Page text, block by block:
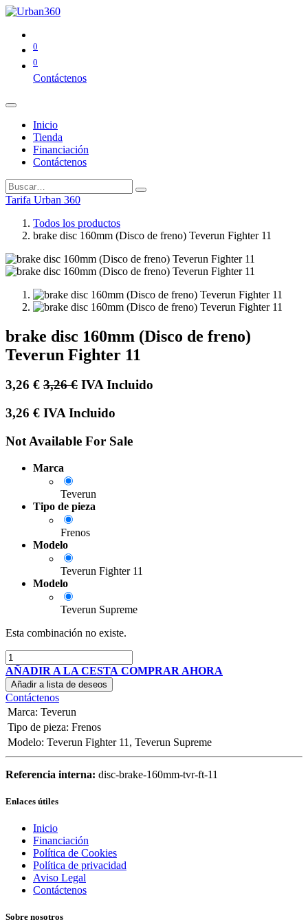
0
0
Contáctenos
Inicio
Tienda
Financiación
Contáctenos
Tarifa Urban 360
Todos los productos
brake disc 160mm (Disco de freno) Teverun Fighter 11
brake disc 160mm (Disco de freno)
Teverun Fighter 11
3,26 € 3,26€ IVA Incluido
3,26 € IVA Incluido
Not Available For Sale
Marca
Teverun
Tipo de pieza
Frenos
Modelo
Teverun Fighter 11
Modelo
Teverun Supreme
Esta combinación no existe.
AÑADIR A LA CESTA COMPRAR AHORA
Añadir a lista de deseos
Contáctenos
Marca: Teverun
Tipo de pieza: Frenos
Modelo: Teverun Fighter 11 , Teverun Supreme
Referencia interna: disc-brake-160mm-tvr-ft-11
Enlaces útiles
Inicio
Financiación
Política de Cookies
Política de privacidad
Aviso Legal
Contáctenos
Sobre nosotros